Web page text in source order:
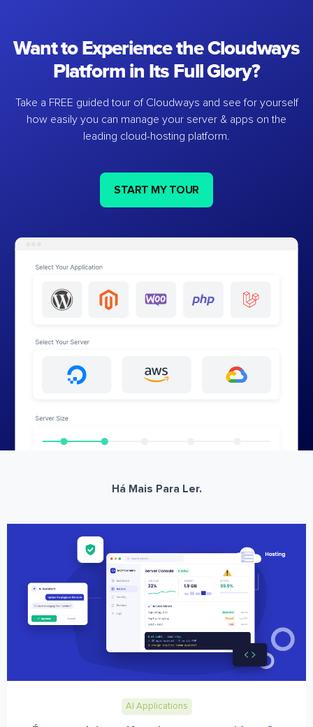
Want to Experience the Cloudways
Platform in Its Full Glory?
Take a FREE guided tour of Cloudways and see for yourself
how easily you can manage your server & apps on the
leading cloud-hosting platform.
START MY TOUR
Há Mais Para Ler.
AI Applications